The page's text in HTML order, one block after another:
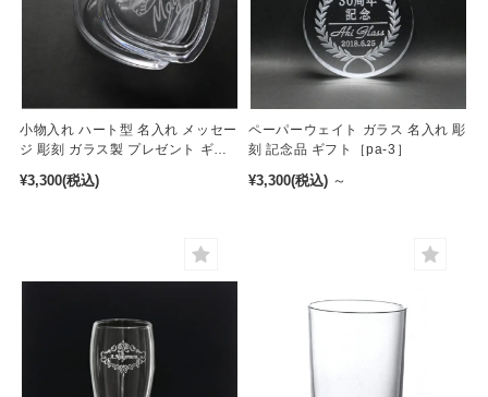
小物入れ ハート型 名入れ メッセー
ジ 彫刻 ガラス製 プレゼント ギフ
ト［gb-2］
¥3,300(税込)
ペーパーウェイト ガラス 名入れ 彫
刻 記念品 ギフト［pa-3］
¥3,300(税込) ～